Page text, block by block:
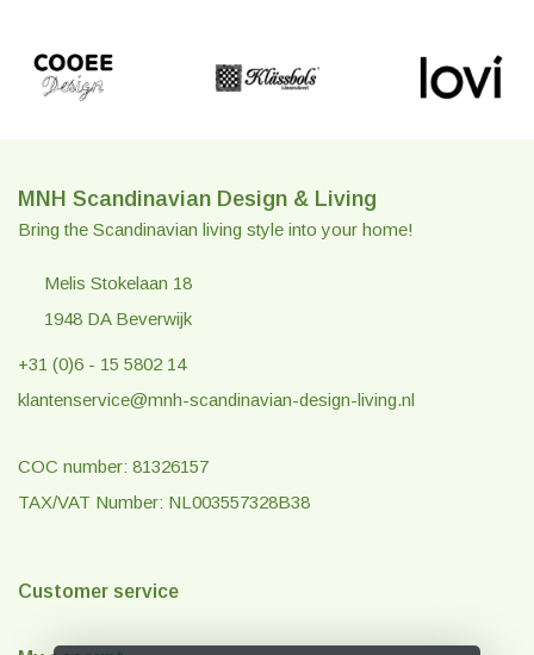
MNH Scandinavian Design & Living
Bring the Scandinavian living style into your home!
Melis Stokelaan 18
1948 DA Beverwijk
+31 (0)6 - 15 5802 14
klantenservice@mnh-scandinavian-design-living.nl
COC number: 81326157
TAX/VAT Number: NL003557328B38
Customer service